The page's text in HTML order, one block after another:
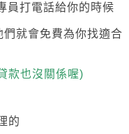
員打電話給你的時候
們就會免費為你找適合
款也沒關係喔)
的